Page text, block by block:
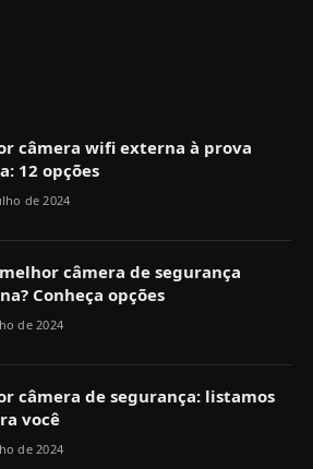
câmera wifi externa à prova
12 opções
de 2024
câmera de segurança
Conheça opções
de 2024
câmera de segurança: listamos
você
de 2024